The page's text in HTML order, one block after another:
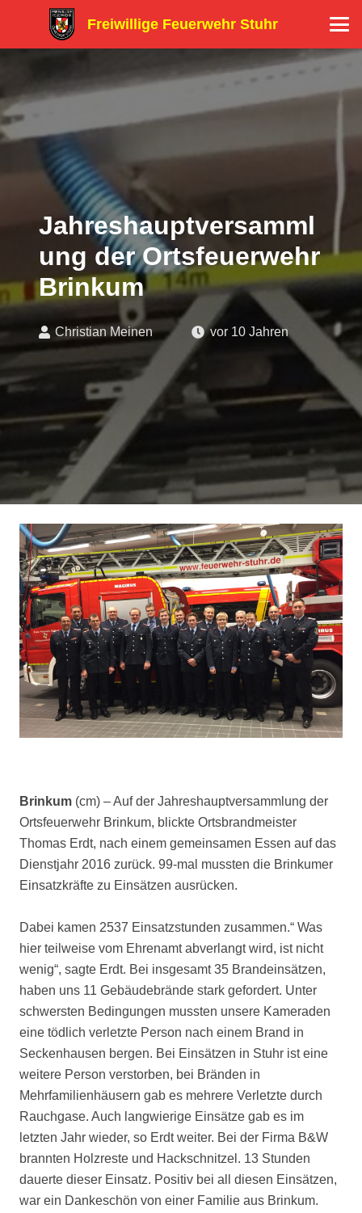
Freiwillige Feuerwehr Stuhr
Jahreshauptversamml
ung der Ortsfeuerwehr
Brinkum
Christian Meinen vor 10 Jahren
Brinkum (cm) – Auf der Jahreshauptversammlung der
Ortsfeuerwehr Brinkum, blickte Ortsbrandmeister
Thomas Erdt, nach einem gemeinsamen Essen auf das
Dienstjahr 2016 zurück. 99-mal mussten die Brinkumer
Einsatzkräfte zu Einsätzen ausrücken.
Dabei kamen 2537 Einsatzstunden zusammen.“ Was
hier teilweise vom Ehrenamt abverlangt wird, ist nicht
wenig“, sagte Erdt. Bei insgesamt 35 Brandeinsätzen,
haben uns 11 Gebäudebrände stark gefordert. Unter
schwersten Bedingungen mussten unsere Kameraden
eine tödlich verletzte Person nach einem Brand in
Seckenhausen bergen. Bei Einsätzen in Stuhr ist eine
weitere Person verstorben, bei Bränden in
Mehrfamilienhäusern gab es mehrere Verletzte durch
Rauchgase. Auch langwierige Einsätze gab es im
letzten Jahr wieder, so Erdt weiter. Bei der Firma B&W
brannten Holzreste und Hackschnitzel. 13 Stunden
dauerte dieser Einsatz. Positiv bei all diesen Einsätzen,
war ein Dankeschön von einer Familie aus Brinkum.